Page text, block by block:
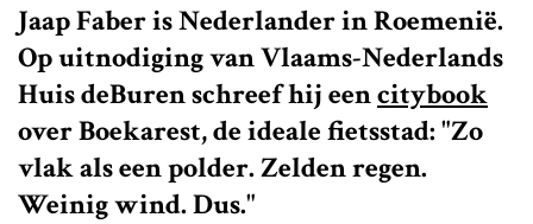
Jaap Faber is Nederlander in Roemenië.
Op uitnodiging van Vlaams-Nederlands
Huis deBuren schreef hij eencitybook
over Boekarest, de ideale fietsstad: "Zo
vlak als een polder. Zelden regen.
Weinig wind. Dus."